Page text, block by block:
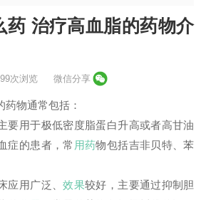
药 治疗高血脂的药物介
次浏览 微信分享
物通常包括：
要用于极低密度脂蛋白升高或者高甘油
症的患者，常 用药物包括吉非贝特、苯
应用广泛、效果较好，主要通过抑制胆